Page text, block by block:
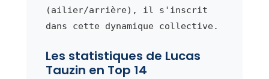
(ailier/arrière), il s'inscrit
dans cette dynamique collective.
Les statistiques de Lucas
Tauzin en Top 14